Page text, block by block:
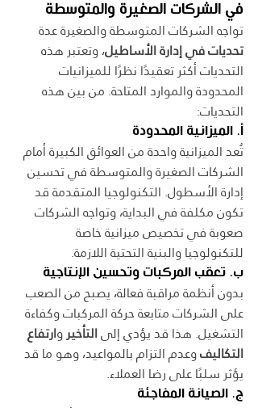
في الشركات الصغيرة والمتوسطة
تواجه الشركات المتوسطة والصغيرة عدة
تحديات في إدارة الأساطيل، وتعتبر هذه
التحديات أكثر تعقيدًا نظرًا للميزانيات
المحدودة والموارد المتاحة. من بين هذه
التحديات:
أ. الميزانية المحدودة
تُعد الميزانية واحدة من العوائق الكبيرة أمام
الشركات الصغيرة والمتوسطة في تحسين
إدارة الأسطول. التكنولوجيا المتقدمة قد
تكون مكلفة في البداية، وتواجه الشركات
صعوبة في تخصيص ميزانية خاصة
للتكنولوجيا والبنية التحتية اللازمة.
ب. تعقب المركبات وتحسين الإنتاجية
بدون أنظمة مراقبة فعالة، يصبح من الصعب
على الشركات متابعة حركة المركبات وكفاءة
التشغيل. هذا قد يؤدي إلى التأخير وارتفاع
التكاليف وعدم التزام بالمواعيد، وهو ما قد
يؤثر سلبًا على رضا العملاء.
ج. الصيانة المفاجئة